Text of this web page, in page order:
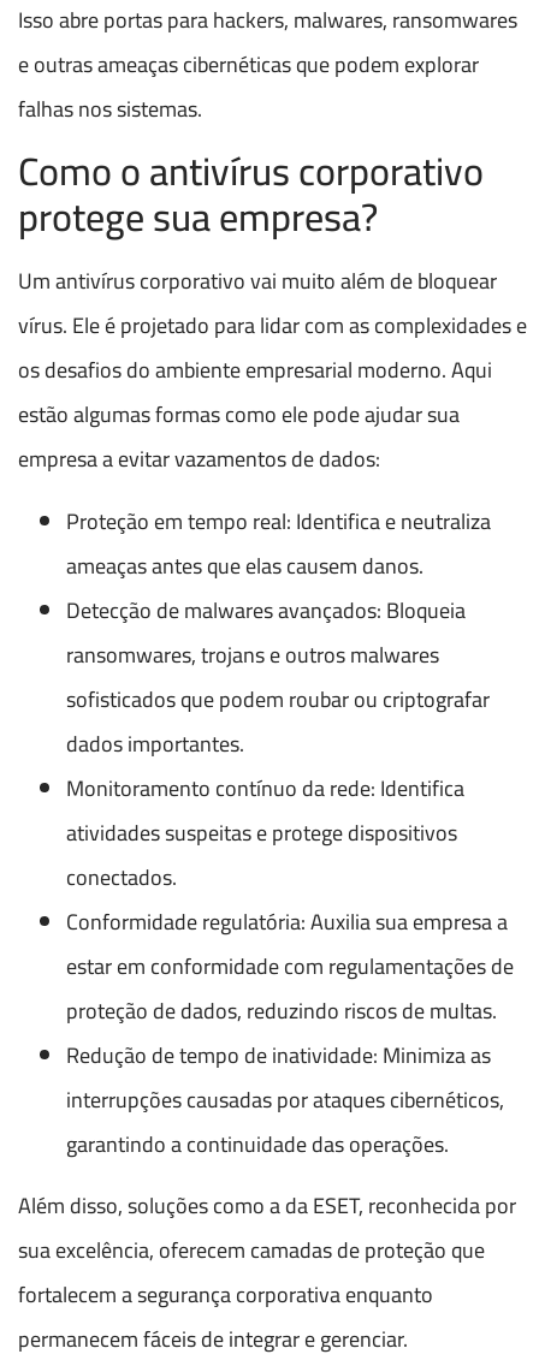
Isso abre portas para hackers, malwares, ransomwares
e outras ameaças cibernéticas que podem explorar
falhas nos sistemas.
Como o antivírus corporativo
protege sua empresa?
Um antivírus corporativo vai muito além de bloquear
vírus. Ele é projetado para lidar com as complexidades e
os desafios do ambiente empresarial moderno. Aqui
estão algumas formas como ele pode ajudar sua
empresa a evitar vazamentos de dados:
Proteção em tempo real: Identifica e neutraliza
ameaças antes que elas causem danos.
Detecção de malwares avançados: Bloqueia
ransomwares, trojans e outros malwares
sofisticados que podem roubar ou criptografar
dados importantes.
Monitoramento contínuo da rede: Identifica
atividades suspeitas e protege dispositivos
conectados.
Conformidade regulatória: Auxilia sua empresa a
estar em conformidade com regulamentações de
proteção de dados, reduzindo riscos de multas.
Redução de tempo de inatividade: Minimiza as
interrupções causadas por ataques cibernéticos,
garantindo a continuidade das operações.
Além disso, soluções como a da ESET, reconhecida por
sua excelência, oferecem camadas de proteção que
fortalecem a segurança corporativa enquanto
permanecem fáceis de integrar e gerenciar.